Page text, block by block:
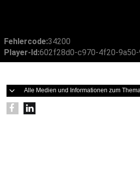
Fehlercode:34200
Player-Id:602f28d0-c970-4f20-
Alle Medien und Informationen zum